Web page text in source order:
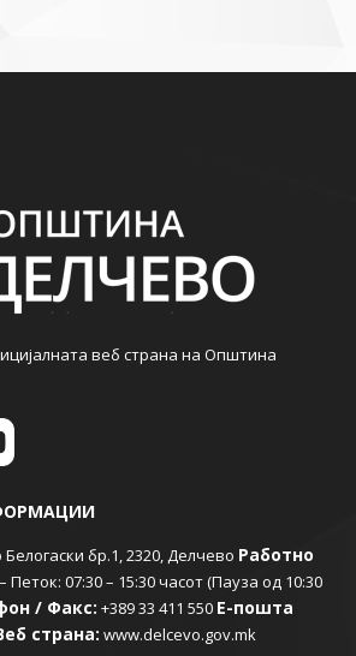
веб страна на Општина
бр.1, 2320, Делчево Работно
07:30 – 15:30 часот (Пауза од 10:30
/ Факс: +389 33 411 550 Е-пошта
страна: www.delcevo.gov.mk